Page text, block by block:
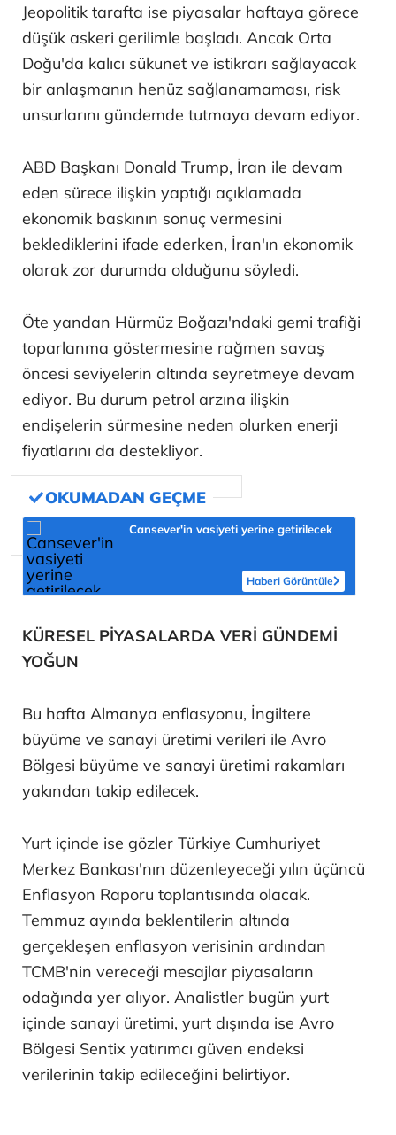
Jeopolitik tarafta ise piyasalar haftaya görece
düşük askeri gerilimle başladı. Ancak Orta
Doğu'da kalıcı sükunet ve istikrarı sağlayacak
bir anlaşmanın henüz sağlanamaması, risk
unsurlarını gündemde tutmaya devam ediyor.
ABD Başkanı Donald Trump, İran ile devam
eden sürece ilişkin yaptığı açıklamada
ekonomik baskının sonuç vermesini
beklediklerini ifade ederken, İran'ın ekonomik
olarak zor durumda olduğunu söyledi.
Öte yandan Hürmüz Boğazı'ndaki gemi trafiği
toparlanma göstermesine rağmen savaş
öncesi seviyelerin altında seyretmeye devam
ediyor. Bu durum petrol arzına ilişkin
endişelerin sürmesine neden olurken enerji
fiyatlarını da destekliyor.
Cansever'in vasiyeti yerine getirilecek
Haberi Görüntüle
KÜRESEL PİYASALARDA VERİ GÜNDEMİ
YOĞUN
Bu hafta Almanya enflasyonu, İngiltere
büyüme ve sanayi üretimi verileri ile Avro
Bölgesi büyüme ve sanayi üretimi rakamları
yakından takip edilecek.
Yurt içinde ise gözler Türkiye Cumhuriyet
Merkez Bankası'nın düzenleyeceği yılın üçüncü
Enflasyon Raporu toplantısında olacak.
Temmuz ayında beklentilerin altında
gerçekleşen enflasyon verisinin ardından
TCMB'nin vereceği mesajlar piyasaların
odağında yer alıyor. Analistler bugün yurt
içinde sanayi üretimi, yurt dışında ise Avro
Bölgesi Sentix yatırımcı güven endeksi
verilerinin takip edileceğini belirtiyor.